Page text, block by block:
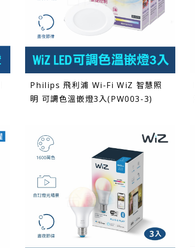
Philips 飛利浦 Wi-Fi WiZ 智慧照
明 可調色溫嵌燈3入(PW003-3)